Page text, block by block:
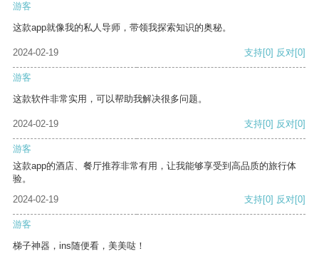
游客
这款app就像我的私人导师，带领我探索知识的奥秘。
2024-02-19 支持[0] 反对[0]
游客
这款软件非常实用，可以帮助我解决很多问题。
2024-02-19 支持[0] 反对[0]
游客
这款app的酒店、餐厅推荐非常有用，让我能够享受到高品质的旅行体
验。
2024-02-19
支持[0] 反对[0]
游客
梯子神器，ins随便看，美美哒！